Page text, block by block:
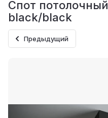
Спот потолочный
black/black
Предыдущий